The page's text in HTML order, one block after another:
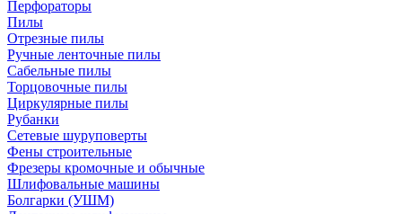
Перфораторы
Пилы
Отрезные пилы
Ручные ленточные пилы
Сабельные пилы
Торцовочные пилы
Циркулярные пилы
Рубанки
Сетевые шуруповерты
Фены строительные
Фрезеры кромочные и обычные
Шлифовальные машины
Болгарки (УШМ)